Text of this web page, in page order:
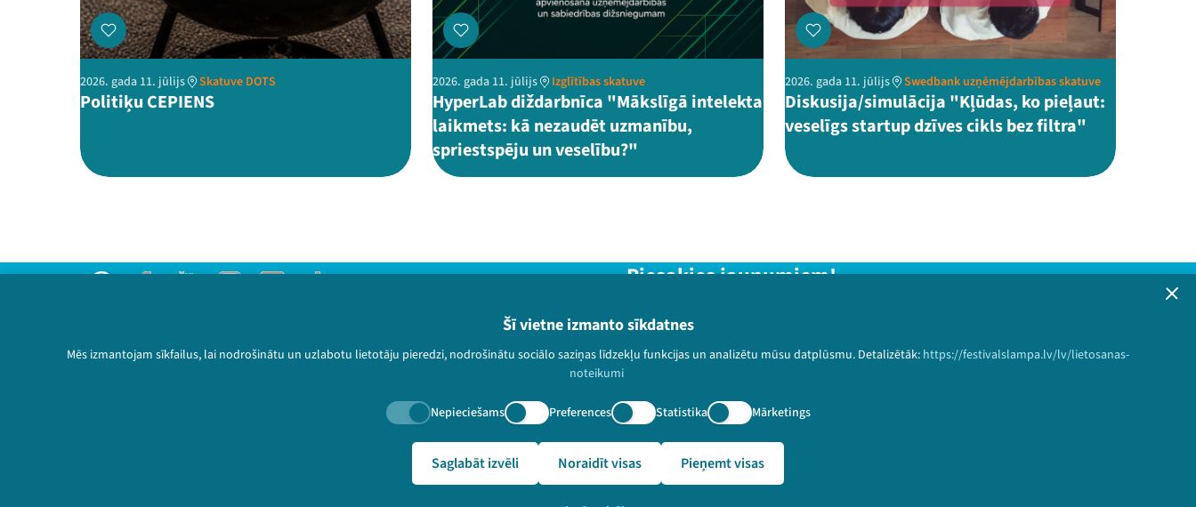
Šī vietne izmanto sīkdatnes
Mēs izmantojam sīkfailus, lai nodrošinātu un uzlabotu lietotāju pieredzi, nodrošinātu sociālo saziņas līdzekļu funkcijas un analizētu mūsu datplūsmu. Detalizētāk: https://festivalslampa.lv/lv/lietosanas-
noteikumi
Nepieciešams Preferences Statistika Mārketings
Saglabāt izvēli Noraidīt visas Pieņemt visas
2026. gada 11. jūlijs Skatuve DOTS
Politiķu CEPIENS
2026. gada 11. jūlijs Izglītības skatuve
HyperLab diždarbnīca "Mākslīgā intelekta
laikmets: kā nezaudēt uzmanību,
spriestspēju un veselību?"
2026. gada 11. jūlijs Swedbank uzņēmējdarbības skatuve
Diskusija/simulācija "Kļūdas, ko pieļaut:
veselīgs startup dzīves cikls bez filtra"
Privātuma politika
Lietošanas noteikumi un sīkdatņu politika
© 2026 Sarunu festivāls LAMPA Visas tiesības paturētas.
Piesakies jaunumiem!
Nepalaid garām aktuālāko informāciju!
Pieteikties
🔗 https://festivalslampa.lv/lv/video-arhivs/1713?speaker=Toms%20Rostoks&speaker_id=2678